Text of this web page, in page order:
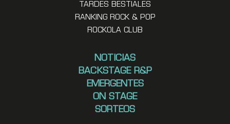
TARDES BESTIALES
RANKING ROCK & POP
ROCKOLA CLUB
NOTICIAS
BACKSTAGE R&P
EMERGENTES
ON STAGE
SORTEOS